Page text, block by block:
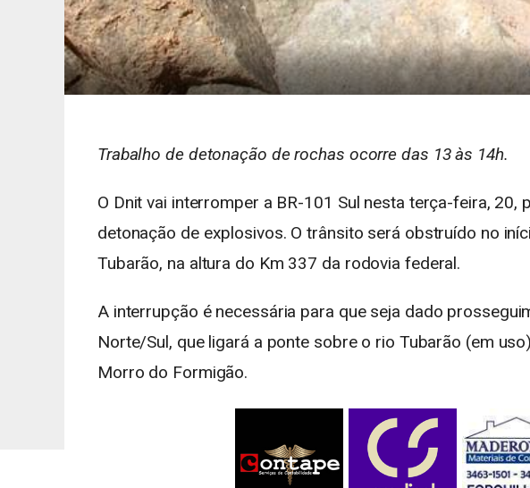
Trabalho de detonação de rochas ocorre das 13 às 14h.
O Dnit vai interromper a BR-101 Sul nesta terça-feira, 20,
detonação de explosivos. O trânsito será obstruído no
Tubarão, na altura do Km 337 da rodovia federal.
A interrupção é necessária para que seja dado
Norte/Sul, que ligará a ponte sobre o rio Tubarão (em
Morro do Formigão.